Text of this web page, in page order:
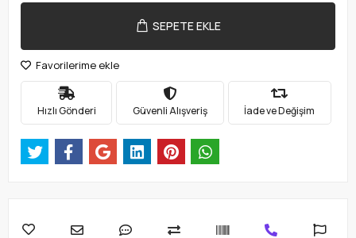
SEPETE EKLE
Favorilerime ekle
Hızlı Gönderi Güvenli Alışveriş İade ve Değişim